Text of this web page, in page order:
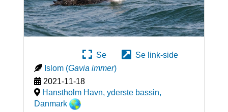
Se
Se link-side
Islom (Gavia immer)
2021-11-18
Hanstholm Havn, yderste bassin,
Danmark